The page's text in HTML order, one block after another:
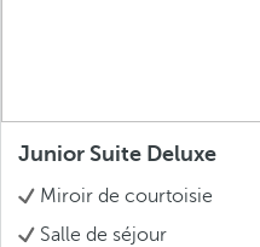
Junior Suite Deluxe
Miroir de courtoisie
Salle de séjour